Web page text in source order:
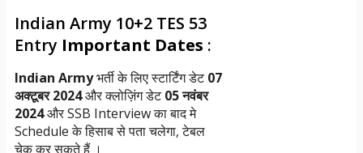
Indian Army 10+2 TES 53
Entry Important Dates :
Indian Armyभर्ती के लिए स्टार्टिंग डेट07
अक्टूबर 2024और क्लोज़िंग डेट05 नवंबर
2024और SSB Interview का बाद मे
Schedule के हिसाब से पता चलेगा, टेबल
चेक कर सकते हैं ।